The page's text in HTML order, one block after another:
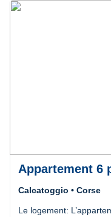
Précédent
Appartement 6
Calcatoggio • Corse
Le logement:
Suivant